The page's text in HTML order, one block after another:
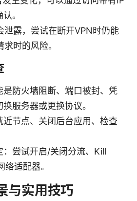
。
泄露，尝试在断开VPN时仍能
时的风险。
是防火墙阻断、端口被封、凭
服务器或更换协议。
近节点、关闭后台应用、检查
：尝试开启/关闭分流、Kill
适配器。
与实用技巧